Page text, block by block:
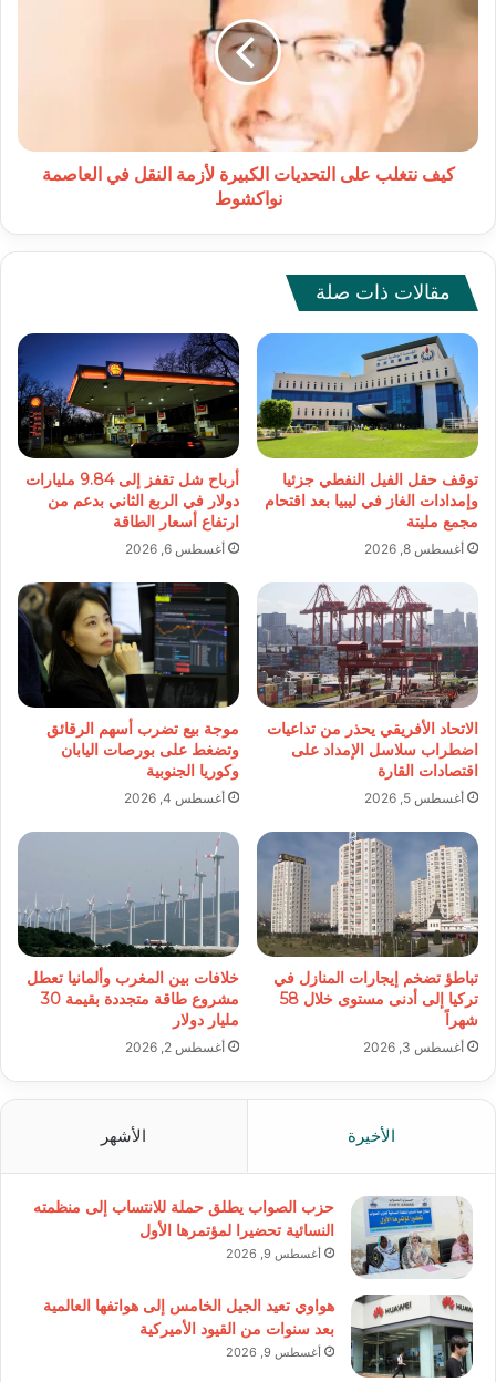
العاصمة
نواكشوط
كيف نتغلب على التحديات الكبيرة لأزمة النقل في العاصمة
نواكشوط
مقالات ذات صلة
توقف حقل الفيل النفطي جزئيا
وإمدادات الغاز في ليبيا بعد اقتحام
مجمع مليتة
أغسطس 8, 2026
أرباح شل تقفز إلى 9.84 مليارات
دولار في الربع الثاني بدعم من
ارتفاع أسعار الطاقة
أغسطس 6, 2026
الاتحاد الأفريقي يحذر من تداعيات
اضطراب سلاسل الإمداد على
اقتصادات القارة
أغسطس 5, 2026
موجة بيع تضرب أسهم الرقائق
وتضغط على بورصات اليابان
وكوريا الجنوبية
أغسطس 4, 2026
تباطؤ تضخم إيجارات المنازل في
تركيا إلى أدنى مستوى خلال 58
شهراً
أغسطس 3, 2026
خلافات بين المغرب وألمانيا تعطل
مشروع طاقة متجددة بقيمة 30
مليار دولار
أغسطس 2, 2026
الأخيرة الأشهر
حزب الصواب يطلق حملة للانتساب إلى منظمته
النسائية تحضيرا لمؤتمرها الأول
أغسطس 9, 2026
هواوي تعيد الجيل الخامس إلى هواتفها العالمية
بعد سنوات من القيود الأميركية
أغسطس 9, 2026